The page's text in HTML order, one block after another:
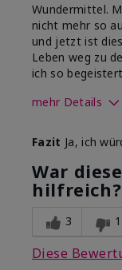
Wundermittel.
nicht mehr so
und jetzt ist
Leben weg zu
ich so
mehr Details
mit dem Produkt
insgesamt?
Fazit Ja, ich
War
hilfreich?
3 1
Diese